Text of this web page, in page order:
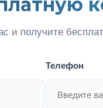
и получите
Телефон